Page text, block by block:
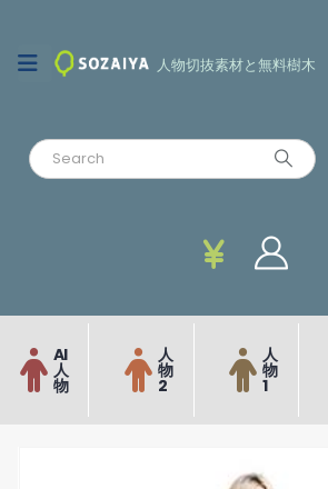
人物切抜素材と無料樹木
AI
人
物
人
物
2
人
物
1